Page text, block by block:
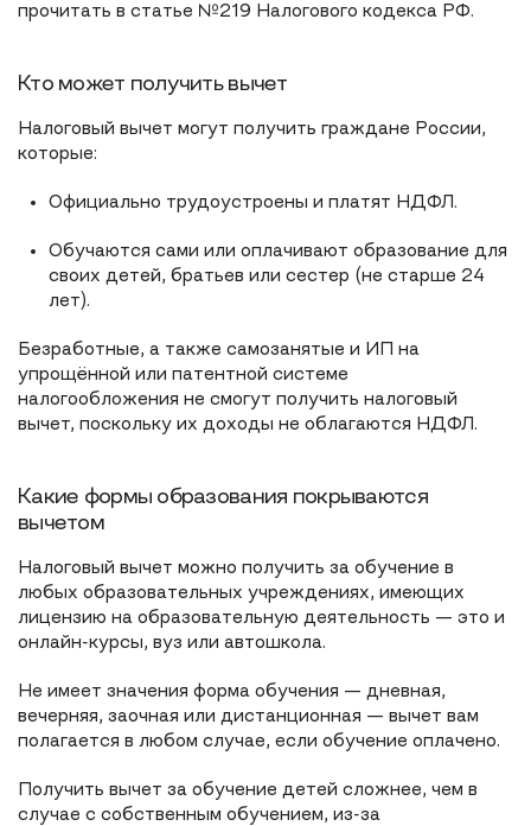
прочитать в статье №219 Налогового кодекса РФ.
Кто может получить вычет
Налоговый вычет могут получить граждане России,
которые:
Официально трудоустроены и платят НДФЛ.
Обучаются сами или оплачивают образование для
своих детей, братьев или сестер (не старше 24
лет).
Безработные, а также самозанятые и ИП на
упрощённой или патентной системе
налогообложения не смогут получить налоговый
вычет, поскольку их доходы не облагаются НДФЛ.
Какие формы образования покрываются
вычетом
Налоговый вычет можно получить за обучение в
любых образовательных учреждениях, имеющих
лицензию на образовательную деятельность — это и
онлайн-курсы, вуз или автошкола.
Не имеет значения форма обучения — дневная,
вечерняя, заочная или дистанционная — вычет вам
полагается в любом случае, если обучение оплачено.
Получить вычет за обучение детей сложнее, чем в
случае с собственным обучением, из-за